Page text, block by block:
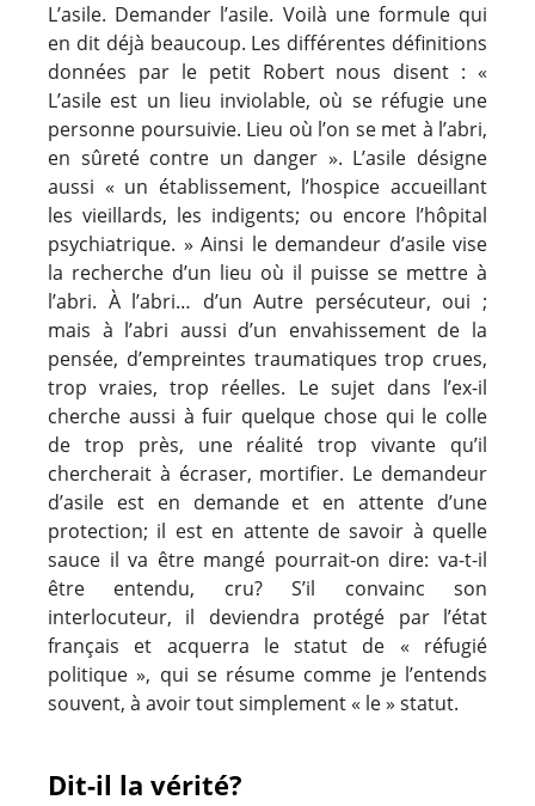
L’asile. Demander l’asile. Voilà une formule qui
en dit déjà beaucoup. Les différentes définitions
données par le petit Robert nous disent : «
L’asile est un lieu inviolable, où se réfugie une
personne poursuivie. Lieu où l’on se met à l’abri,
en sûreté contre un danger ». L’asile désigne
aussi « un établissement, l’hospice accueillant
les vieillards, les indigents; ou encore l’hôpital
psychiatrique. » Ainsi le demandeur d’asile vise
la recherche d’un lieu où il puisse se mettre à
l’abri. À l’abri… d’un Autre persécuteur, oui ;
mais à l’abri aussi d’un envahissement de la
pensée, d’empreintes traumatiques trop crues,
trop vraies, trop réelles. Le sujet dans l’ex-il
cherche aussi à fuir quelque chose qui le colle
de trop près, une réalité trop vivante qu’il
chercherait à écraser, mortifier. Le demandeur
d’asile est en demande et en attente d’une
protection; il est en attente de savoir à quelle
sauce il va être mangé pourrait-on dire: va-t-il
être entendu, cru? S’il convainc son
interlocuteur, il deviendra protégé par l’état
français et acquerra le statut de « réfugié
politique », qui se résume comme je l’entends
souvent, à avoir tout simplement « le » statut.
Dit-il la vérité?